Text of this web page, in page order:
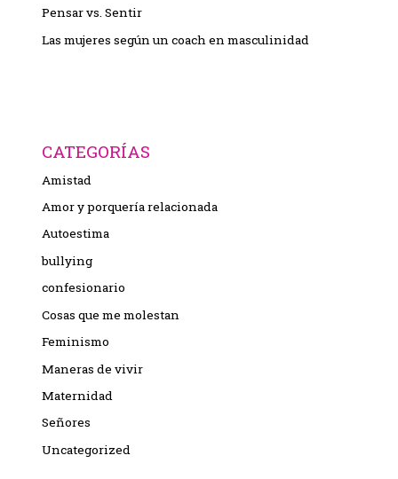
Pensar vs. Sentir
Las mujeres según un coach en masculinidad
CATEGORÍAS
Amistad
Amor y porquería relacionada
Autoestima
bullying
confesionario
Cosas que me molestan
Feminismo
Maneras de vivir
Maternidad
Señores
Uncategorized